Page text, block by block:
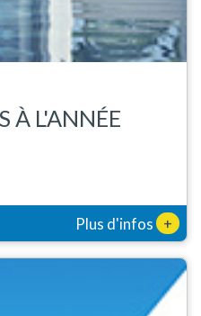
À L'ANNÉE
Plus d'infos +